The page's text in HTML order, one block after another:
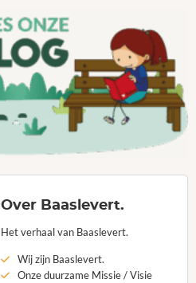
Over Baaslevert.
Het verhaal van Baaslevert.
Wij zijn Baaslevert.
Onze duurzame Missie / Visie